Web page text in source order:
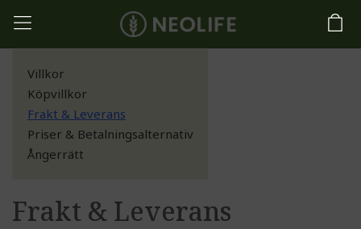
Villkor
Köpvillkor
Frakt & Leverans
Priser & Betalningsalternativ
Ångerrätt
Frakt & Leverans